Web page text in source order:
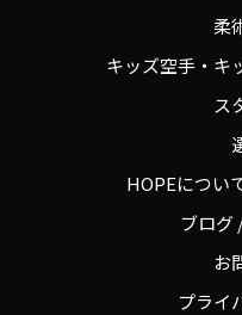
柔
キッズ空手・キ
ス
HOPEについ
ブログ
お
プライ